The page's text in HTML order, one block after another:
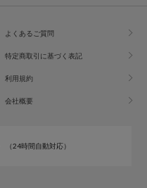
よくあるご質問
特定商取引に基づく表記
利用規約
会社概要
（24時間自動対応）